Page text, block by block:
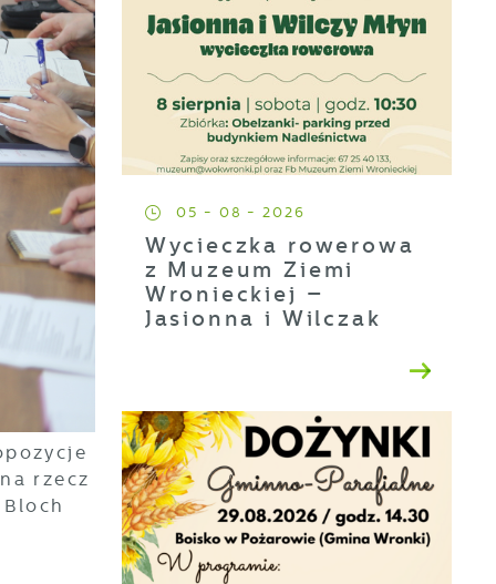
rzecz
05 - 08 - 2026
Wycieczka rowerowa
z Muzeum Ziemi
Wronieckiej –
Jasionna i Wilczak